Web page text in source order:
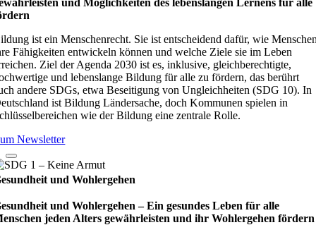
ist ein Menschenrecht. Sie ist entscheidend dafür, wie
Fähigkeiten entwickeln können und welche Ziele sie im Leben
Ziel der Agenda 2030 ist es, inklusive, gleichberechtigte,
und lebenslange Bildung für alle zu fördern, das berührt
andere SDGs, etwa Beseitigung von Ungleichheiten (SDG 10). In
ist Bildung Ländersache, doch Kommunen spielen in
wie der Bildung eine zentrale Rolle.
Newsletter
und Wohlergehen
und Wohlergehen – Ein gesundes Leben für alle
jeden Alters gewährleisten und ihr Wohlergehen fördern